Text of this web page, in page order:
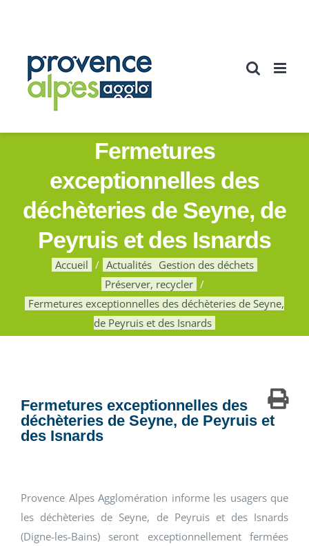
Fermetures
exceptionnelles des
déchèteries de Seyne, de
Peyruis et des Isnards
Accueil Actualités Gestion des déchets
Préserver, recycler
Fermetures exceptionnelles des déchèteries de Seyne,
de Peyruis et des Isnards
Fermetures exceptionnelles des
déchèteries de Seyne, de Peyruis et
des Isnards
Provence Alpes Agglomération informe les usagers que
les déchèteries de Seyne, de Peyruis et des Isnards
(Digne-les-Bains) seront exceptionnellement fermées